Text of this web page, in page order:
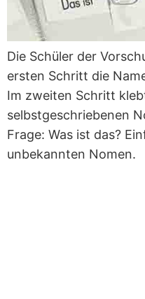
Die Schüler der
ersten Schritt die
Im zweiten Schritt
selbstgeschriebenen
Frage: Was ist das?
unbekannten Nomen.